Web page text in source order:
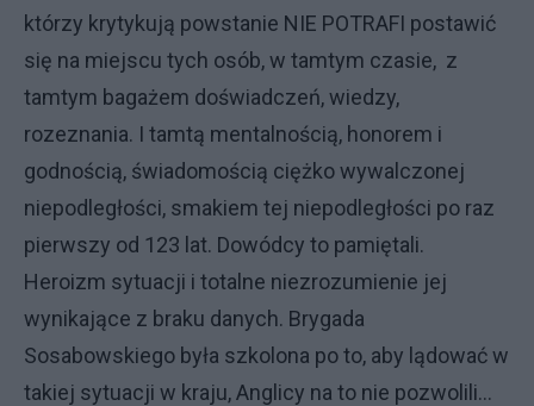
którzy krytykują powstanie NIE POTRAFI postawić
się na miejscu tych osób, w tamtym czasie, z
tamtym bagażem doświadczeń, wiedzy,
rozeznania. I tamtą mentalnością, honorem i
godnością, świadomością ciężko wywalczonej
niepodległości, smakiem tej niepodległości po raz
pierwszy od 123 lat. Dowódcy to pamiętali.
Heroizm sytuacji i totalne niezrozumienie jej
wynikające z braku danych. Brygada
Sosabowskiego była szkolona po to, aby lądować w
takiej sytuacji w kraju, Anglicy na to nie pozwolili...